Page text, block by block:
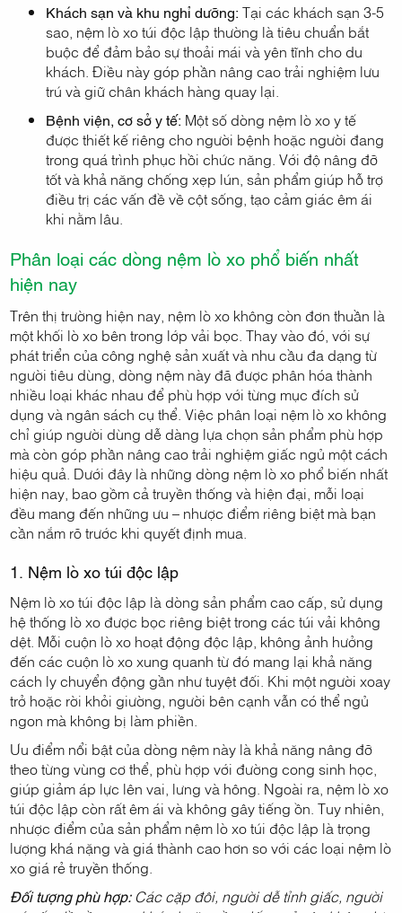
Khách sạn và khu nghỉ dưỡng: Tại các khách sạn 3-5
sao, nệm lò xo túi độc lập thường là tiêu chuẩn bắt
buộc để đảm bảo sự thoải mái và yên tĩnh cho du
khách. Điều này góp phần nâng cao trải nghiệm lưu
trú và giữ chân khách hàng quay lại.
Bệnh viện, cơ sở y tế: Một số dòng nệm lò xo y tế
được thiết kế riêng cho người bệnh hoặc người đang
trong quá trình phục hồi chức năng. Với độ nâng đỡ
tốt và khả năng chống xẹp lún, sản phẩm giúp hỗ trợ
điều trị các vấn đề về cột sống, tạo cảm giác êm ái
khi nằm lâu.
Phân loại các dòng nệm lò xo phổ biến nhất
hiện nay
Trên thị trường hiện nay, nệm lò xo không còn đơn thuần là
một khối lò xo bên trong lớp vải bọc. Thay vào đó, với sự
phát triển của công nghệ sản xuất và nhu cầu đa dạng từ
người tiêu dùng, dòng nệm này đã được phân hóa thành
nhiều loại khác nhau để phù hợp với từng mục đích sử
dụng và ngân sách cụ thể. Việc phân loại nệm lò xo không
chỉ giúp người dùng dễ dàng lựa chọn sản phẩm phù hợp
mà còn góp phần nâng cao trải nghiệm giấc ngủ một cách
hiệu quả. Dưới đây là những dòng nệm lò xo phổ biến nhất
hiện nay, bao gồm cả truyền thống và hiện đại, mỗi loại
đều mang đến những ưu – nhược điểm riêng biệt mà bạn
cần nắm rõ trước khi quyết định mua.
1. Nệm lò xo túi độc lập
Nệm lò xo túi độc lập là dòng sản phẩm cao cấp, sử dụng
hệ thống lò xo được bọc riêng biệt trong các túi vải không
dệt. Mỗi cuộn lò xo hoạt động độc lập, không ảnh hưởng
đến các cuộn lò xo xung quanh từ đó mang lại khả năng
cách ly chuyển động gần như tuyệt đối. Khi một người xoay
trở hoặc rời khỏi giường, người bên cạnh vẫn có thể ngủ
ngon mà không bị làm phiền.
Ưu điểm nổi bật của dòng nệm này là khả năng nâng đỡ
theo từng vùng cơ thể, phù hợp với đường cong sinh học,
giúp giảm áp lực lên vai, lưng và hông. Ngoài ra, nệm lò xo
túi độc lập còn rất êm ái và không gây tiếng ồn. Tuy nhiên,
nhược điểm của sản phẩm nệm lò xo túi độc lập là trọng
lượng khá nặng và giá thành cao hơn so với các loại nệm lò
xo giá rẻ truyền thống.
Đối tượng phù hợp: Các cặp đôi, người dễ tỉnh giấc, người